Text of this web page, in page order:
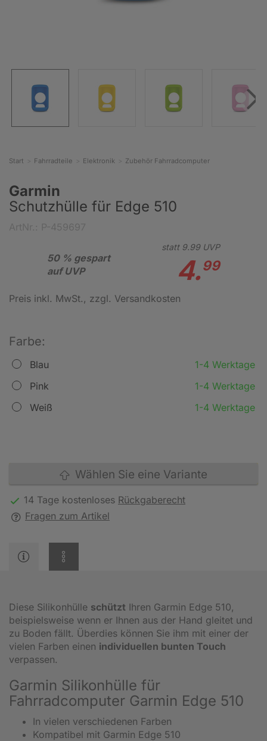
Start Fahrradteile Elektronik Zubehör Fahrradcomputer
Garmin
Schutzhülle für Edge 510
50 % gespart
auf UVP
statt 9.99UVP
4.99
Preis inkl. MwSt., zzgl. Versandkosten
Farbe:
Blau
1-4 Werktage
Pink
1-4 Werktage
Weiß
1-4 Werktage
Wählen Sie eine Variante
14 Tage kostenloses Rückgaberecht
Fragen zum Artikel
Diese Silikonhülle schützt Ihren Garmin Edge 510,
beispielsweise wenn er Ihnen aus der Hand gleitet und
zu Boden fällt. Überdies können Sie ihm mit einer der
vielen Farben einen individuellen bunten Touch
verpassen.
Garmin Silikonhülle für
Fahrradcomputer Garmin Edge 510
In vielen verschiedenen Farben
Kompatibel mit Garmin Edge 510